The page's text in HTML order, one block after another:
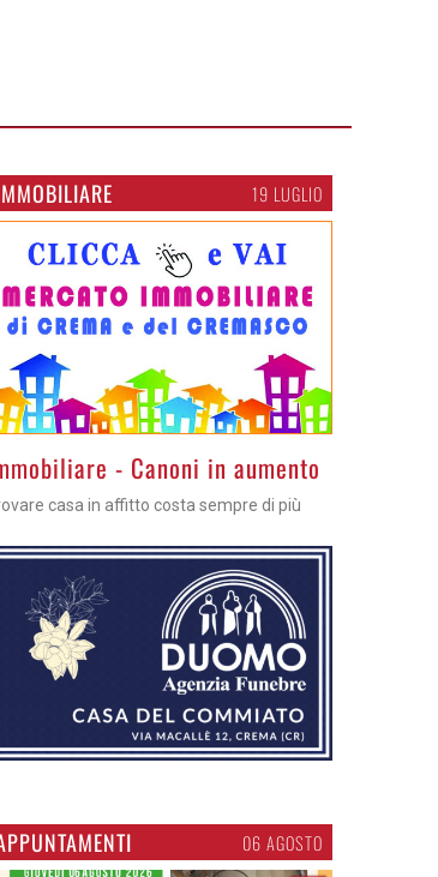
19 LUGLIO
- Canoni in aumento
casa in affitto costa sempre di più
06 AGOSTO